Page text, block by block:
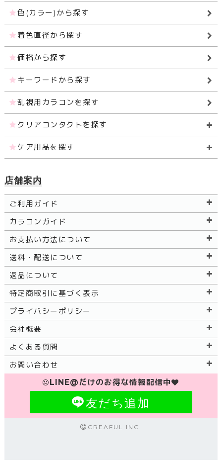
色(カラー)から探す
着色直径から探す
価格から探す
キーワードから探す
乱視用カラコンを探す
クリアコンタクトを探す
ケア用品を探す
店舗案内
ご利用ガイド
カラコンガイド
お支払い方法について
送料・配送について
返品について
特定商取引に基づく表示
プライバシーポリシー
会社概要
よくある質問
お問い合わせ
LINE@だけのお得な情報配信中
友だち追加
CREAFUL INC.